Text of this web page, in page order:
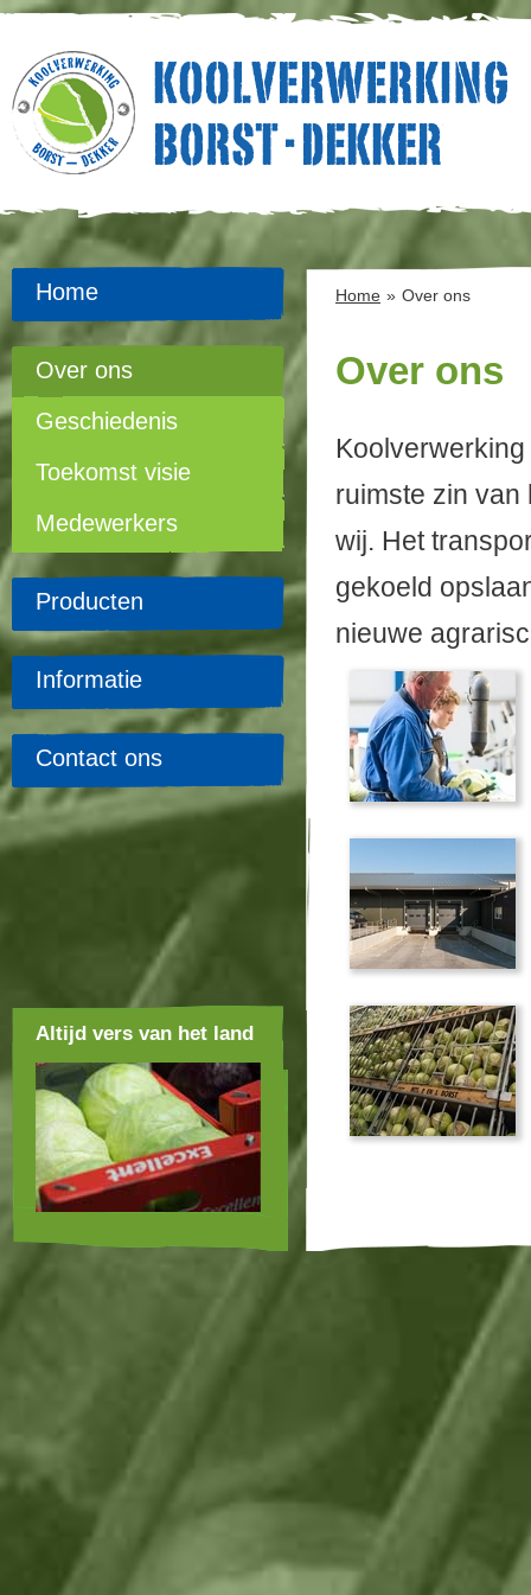
Home
Over ons
Geschiedenis
Toekomst visie
Medewerkers
Producten
Informatie
Contact ons
Home » Over ons
Over ons
ruimste zin van
wij. Het
gekoeld
nieuwe
Altijd vers van het land